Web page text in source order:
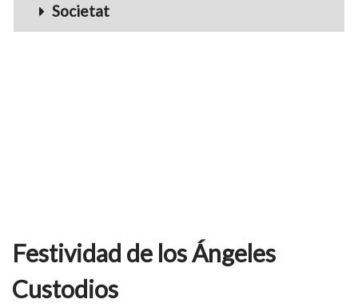
Societat
Festividad de los Ángeles
Custodios